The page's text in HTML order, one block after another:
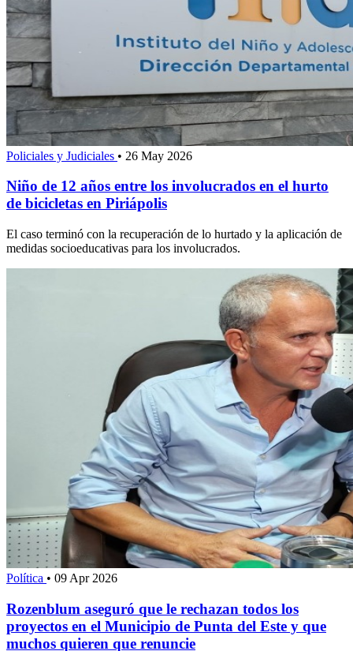
Policiales y Judiciales • 26 May 2026
Niño de 12 años entre los involucrados en el hurto
de bicicletas en Piriápolis
El caso terminó con la recuperación de lo hurtado y la aplicación de
medidas socioeducativas para los involucrados.
Política • 09 Apr 2026
Rozenblum aseguró que le rechazan todos los
proyectos en el Municipio de Punta del Este y que
muchos quieren que renuncie